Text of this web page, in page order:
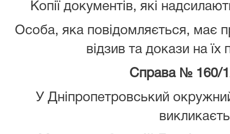
Копії документів, які
Особа, яка повідомляється, має
відзив та докази на їх
Справа № 160/
У Дніпропетровський